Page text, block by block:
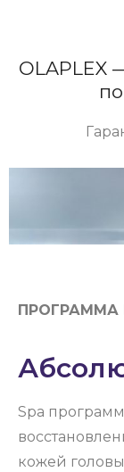
OLAPLEX
ПРОГРАММА
Spa
кожей